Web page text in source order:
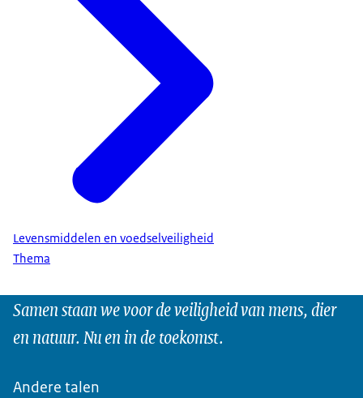
Levensmiddelen en voedselveiligheid
Thema
Samen staan we voor de veiligheid van mens, dier
en natuur. Nu en in de toekomst.
Andere talen